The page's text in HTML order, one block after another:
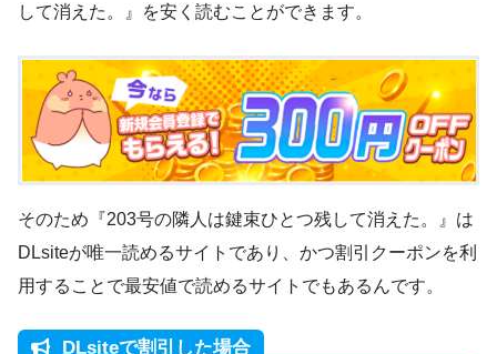
して消えた。』を安く読むことができます。
そのため『203号の隣人は鍵束ひとつ残して消えた。』は
DLsiteが唯一読めるサイトであり、かつ割引クーポンを利
用することで最安値で読めるサイトでもあるんです。
DLsiteで割引した場合